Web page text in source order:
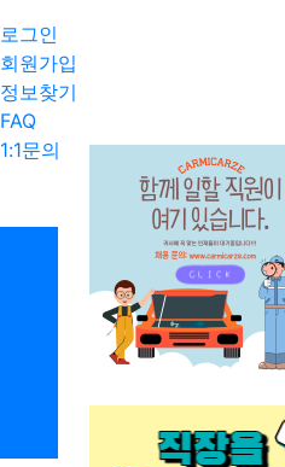
로그인
회원가입
정보찾기
FAQ
1:1문의